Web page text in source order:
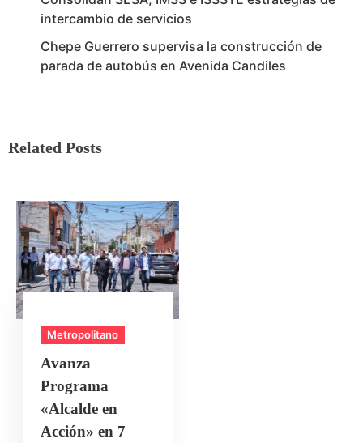
intercambio de servicios
Chepe Guerrero supervisa la construcción de
parada de autobús en Avenida Candiles
Related Posts
Metropolitano
Avanza
Programa
«Alcalde en
Acción» en 7